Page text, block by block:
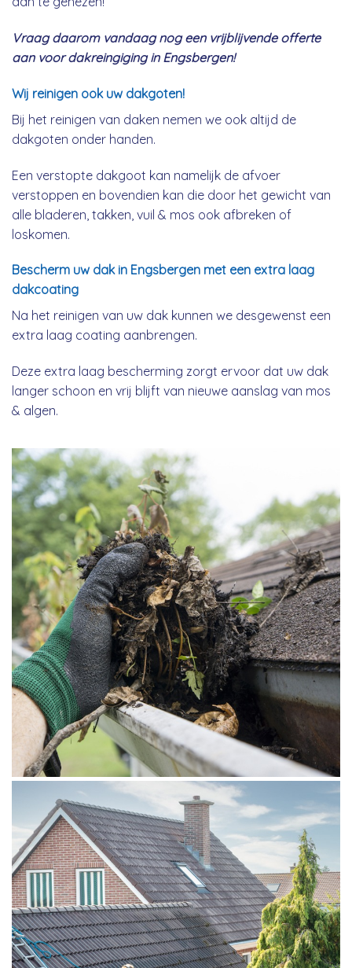
Vraag daarom vandaag nog een vrijblijvende offerte
aan voor dakreingiging in Engsbergen!
Wij reinigen ook uw dakgoten!
Bij het reinigen van daken nemen we ook altijd de
dakgoten onder handen.
Een verstopte dakgoot kan namelijk de afvoer
verstoppen en bovendien kan die door het gewicht van
alle bladeren, takken, vuil & mos ook afbreken of
loskomen.
Bescherm uw dak in Engsbergen met een extra laag
dakcoating
Na het reinigen van uw dak kunnen we desgewenst een
extra laag coating aanbrengen.
Deze extra laag bescherming zorgt ervoor dat uw dak
langer schoon en vrij blijft van nieuwe aanslag van mos
& algen.